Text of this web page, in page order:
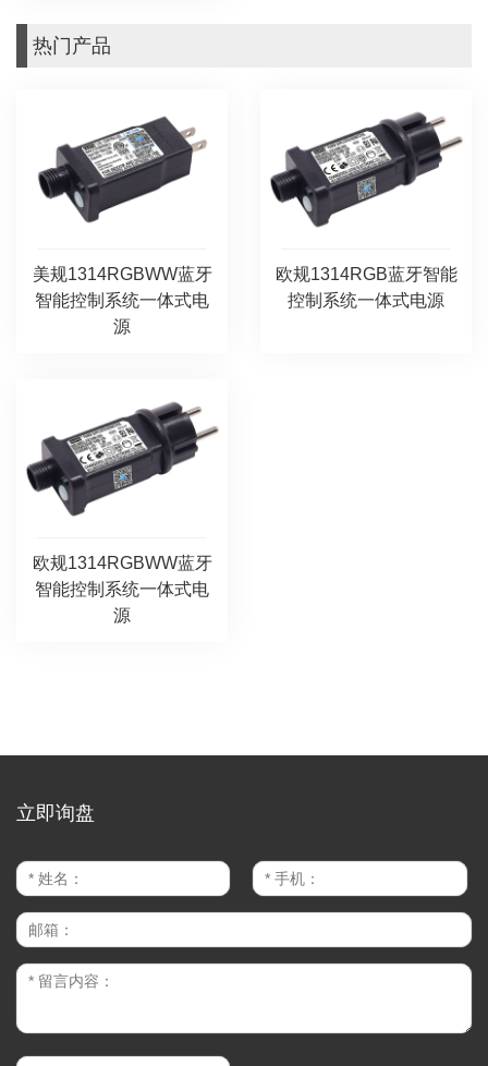
热门产品
美规1314RGBWW蓝牙
智能控制系统一体式电
源
欧规1314RGB蓝牙智能
控制系统一体式电源
欧规1314RGBWW蓝牙
智能控制系统一体式电
源
立即询盘